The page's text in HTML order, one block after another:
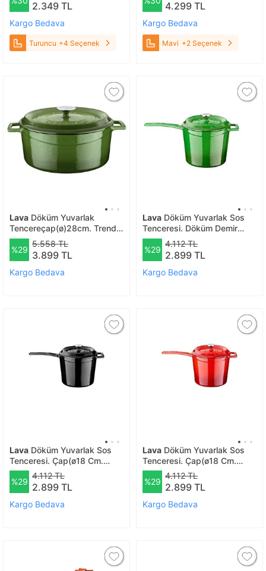
2.349 TL
Kargo Bedava
Turuncu +4 Seçenek
4.299 TL
Kargo Bedava
Mavi +2 Seçenek
Lava Döküm Yuvarlak
Tencereçap(ø)28cm. Trendy
- Yeşil
%29
5.558 TL
3.899 TL
Kargo Bedava
Lava Döküm Yuvarlak Sos
Tenceresi. Döküm Demir
Yekpare Saplı Trendy Serisi
Çap(ø18 Cm. - Yeşil
%29
4.112 TL
2.899 TL
Kargo Bedava
Lava Döküm Yuvarlak Sos
Tenceresi. Çap(ø18 Cm.
Döküm Demir Yekpare Saplı
Trendy Serisi - Siyah
%29
4.112 TL
2.899 TL
Kargo Bedava
Lava Döküm Yuvarlak Sos
Tenceresi. Çap(ø18 Cm.
Döküm Demir Yekpare Saplı
Trendy Serisi - Kırmızı
%29
4.112 TL
2.899 TL
Kargo Bedava